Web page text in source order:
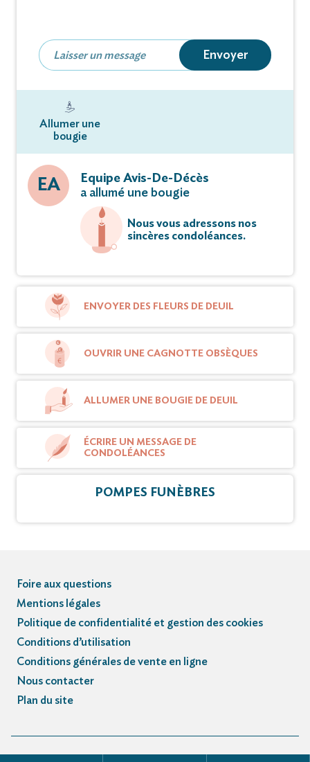
Envoyer
Allumer une
bougie
EA
Equipe Avis-De-Décès
a allumé une bougie
Nous vous adressons nos
sincères condoléances.
ENVOYER DES FLEURS DE DEUIL
OUVRIR UNE CAGNOTTE OBSÈQUES
ALLUMER UNE BOUGIE DE DEUIL
ÉCRIRE UN MESSAGE DE
CONDOLÉANCES
POMPES FUNÈBRES
Foire aux questions
Mentions légales
Politique de confidentialité et gestion des cookies
Conditions d’utilisation
Conditions générales de vente en ligne
Nous contacter
Plan du site